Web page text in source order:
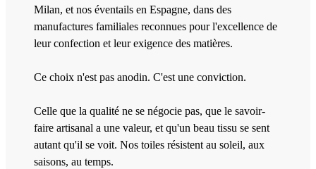
Milan, et nos éventails en Espagne, dans des
manufactures familiales reconnues pour l'excellence de
leur confection et leur exigence des matières.
Ce choix n'est pas anodin. C'est une conviction.
Celle que la qualité ne se négocie pas, que le savoir-
faire artisanal a une valeur, et qu'un beau tissu se sent
autant qu'il se voit. Nos toiles résistent au soleil, aux
saisons, au temps.